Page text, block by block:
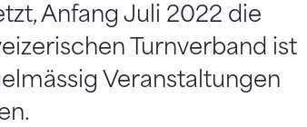
Anfang Juli 2022 die
Turnverband ist
Veranstaltungen